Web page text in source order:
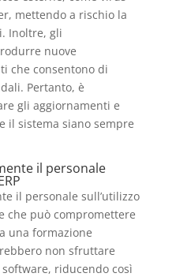
mettendo a rischio la
Inoltre, gli
nuove
che consentono di
Pertanto, è
gli aggiornamenti e
il sistema siano sempre
il personale
il personale sull’utilizzo
che può compromettere
una formazione
non sfruttare
riducendo così